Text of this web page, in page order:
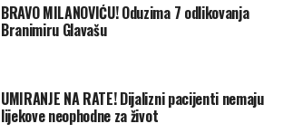
BRAVO MILANOVIĆU! Oduzima 7 odlikovanja
Branimiru Glavašu
UMIRANJE NA RATE! Dijalizni pacijenti nemaju
lijekove neophodne za život